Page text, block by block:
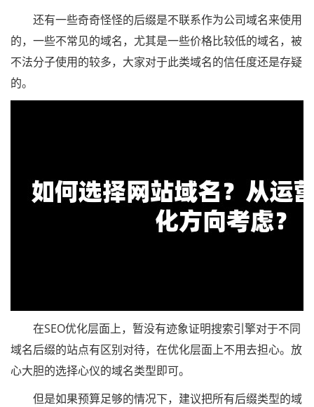
还有一些奇奇怪怪的后缀是不联系作为公司域名来使用
的，一些不常见的域名，尤其是一些价格比较低的域名，被
不法分子使用的较多，大家对于此类域名的信任度还是存疑
的。
在SEO优化层面上，暂没有迹象证明搜索引擎对于不同
域名后缀的站点有区别对待，在优化层面上不用去担心。放
心大胆的选择心仪的域名类型即可。
但是如果预算足够的情况下，建议把所有后缀类型的域